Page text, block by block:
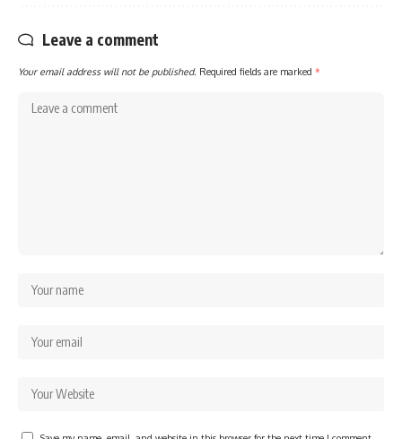
Leave a comment
Your email address will not be published. Required fields are marked *